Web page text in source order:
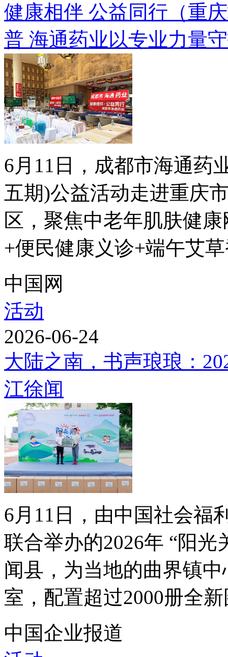
健康相伴 公益同行（重
普 海通药业以专业力量
6月11日，成都市海通药
五期)公益活动走进重庆
区，聚焦中老年肌肤健
+便民健康义诊+端午艾
中国网
活动
2026-06-24
大陆之南，书声琅琅：
江徐闻
6月11日，由中国社会福
联合举办的2026年 “阳光
闻县，为当地的曲界镇
室，配置超过2000册全
中国企业报道